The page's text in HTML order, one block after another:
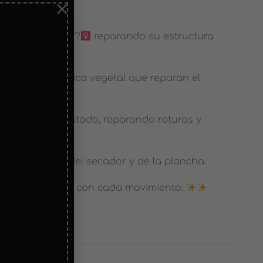
×
????????‍
reparando su estructura
multiproteica vegetal que reparan el
suave, hidratado, reparando roturas y
del calor, del secador y de la plancha.
deslumbra con cada movimiento.